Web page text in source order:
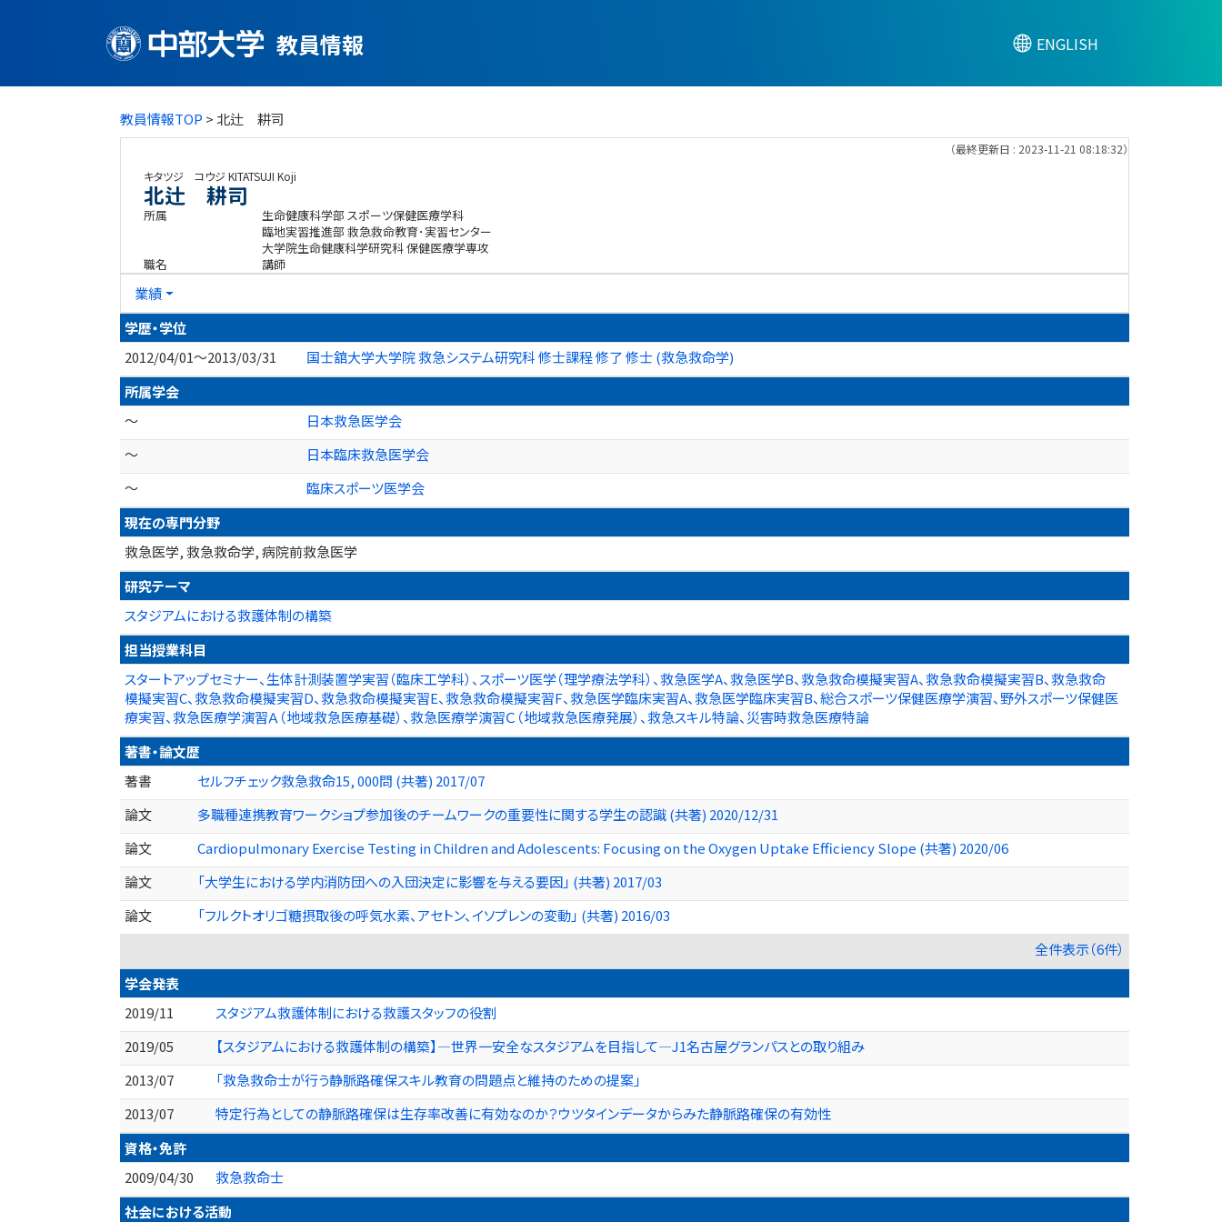
教員情報 ENGLISH
教員情報TOP > 北辻 耕司
（最終更新日 : 2023-11-21 08:18:32）
キタツジ コウジ KITATSUJI Koji
北辻 耕司
所属
生命健康科学部 スポーツ保健医療学科
臨地実習推進部 救急救命教育･実習センター
大学院生命健康科学研究科 保健医療学専攻
職名
講師
業績
学歴・学位
2012/04/01～2013/03/31
国士舘大学大学院 救急システム研究科 修士課程 修了 修士 (救急救命学)
所属学会
～
日本救急医学会
～
日本臨床救急医学会
～
臨床スポーツ医学会
現在の専門分野
救急医学, 救急救命学, 病院前救急医学
研究テーマ
スタジアムにおける救護体制の構築
担当授業科目
スタートアップセミナー、生体計測装置学実習（臨床工学科）、スポーツ医学（理学療法学科）、救急医学A、救急医学B、救急救命模擬実習A、救急救命模擬実習B、救急救命
模擬実習C、救急救命模擬実習D、救急救命模擬実習E、救急救命模擬実習F、救急医学臨床実習A、救急医学臨床実習B、総合スポーツ保健医療学演習、野外スポーツ保健医
療実習、救急医療学演習Ａ（地域救急医療基礎）、救急医療学演習Ｃ（地域救急医療発展）、救急スキル特論、災害時救急医療特論
著書・論文歴
著書
セルフチェック救急救命15, 000問 (共著) 2017/07
論文
多職種連携教育ワークショプ参加後のチームワークの重要性に関する学生の認識 (共著) 2020/12/31
論文
Cardiopulmonary Exercise Testing in Children and Adolescents: Focusing on the Oxygen Uptake Efficiency Slope (共著) 2020/06
論文
「大学生における学内消防団への入団決定に影響を与える要因」 (共著) 2017/03
論文
「フルクトオリゴ糖摂取後の呼気水素、アセトン、イソプレンの変動」 (共著) 2016/03
全件表示（6件）
学会発表
2019/11
スタジアム救護体制における救護スタッフの役割
2019/05
【スタジアムにおける救護体制の構築】―世界一安全なスタジアムを目指して―J1名古屋グランパスとの取り組み
2013/07
「救急救命士が行う静脈路確保スキル教育の問題点と維持のための提案」
2013/07
特定行為としての静脈路確保は生存率改善に有効なのか？ウツタインデータからみた静脈路確保の有効性
資格・免許
2009/04/30
救急救命士
社会における活動